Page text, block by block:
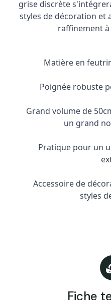
grise discrète
styles de décoration et
raffinement
Matière en
Poignée robuste
Grand volume de
un grand
Pratique pour un
Accessoire de
styles
Fiche